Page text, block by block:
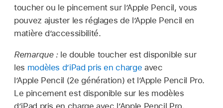
toucher ou le pincement sur l’Apple Pencil, vous
pouvez ajuster les réglages de l’Apple Pencil en
matière d’accessibilité.
Remarque : le double toucher est disponible sur
les modèles d’iPad pris en charge avec
l’Apple Pencil (2e génération) et l’Apple Pencil Pro.
Le pincement est disponible sur les modèles
d’iPad pris en charge avec l’Apple Pencil Pro.